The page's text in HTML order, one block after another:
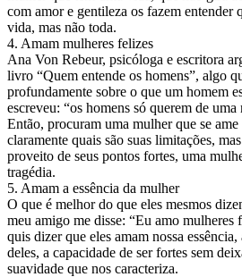
com amor e gentileza os fazem entender
vida, mas não toda.
4. Amam mulheres felizes
Ana Von Rebeur, psicóloga e escritora
livro “Quem entende os homens”, algo
profundamente sobre o que um homem
escreveu: “os homens só querem de
Então, procuram uma mulher que se ame
claramente quais são suas limitações,
proveito de seus pontos fortes, uma
tragédia.
5. Amam a essência da mulher
O que é melhor do que eles mesmos
meu amigo me disse: “Eu amo mulheres
quis dizer que eles amam nossa
deles, a capacidade de ser fortes sem
suavidade que nos caracteriza.